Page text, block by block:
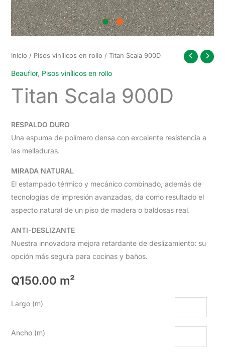
Inicio / Pisos vinílicos en rollo / Titan Scala 900D
Beauflor, Pisos vinílicos en rollo
Titan Scala 900D
RESPALDO DURO
Una espuma de polímero densa con excelente resistencia a
las melladuras.
MIRADA NATURAL
El estampado térmico y mecánico combinado, además de
tecnologías de impresión avanzadas, da como resultado el
aspecto natural de un piso de madera o baldosas real.
ANTI-DESLIZANTE
Nuestra innovadora mejora retardante de deslizamiento: su
opción más segura para cocinas y baños.
Q150.00 m²
Largo (m)
Ancho (m)